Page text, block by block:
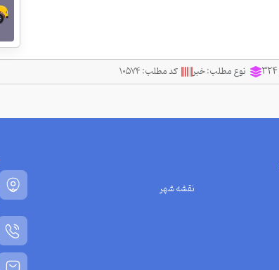
324 نوع مطلب:خبر کد مطلب:۱۰۵۷۴
نقشه شهر